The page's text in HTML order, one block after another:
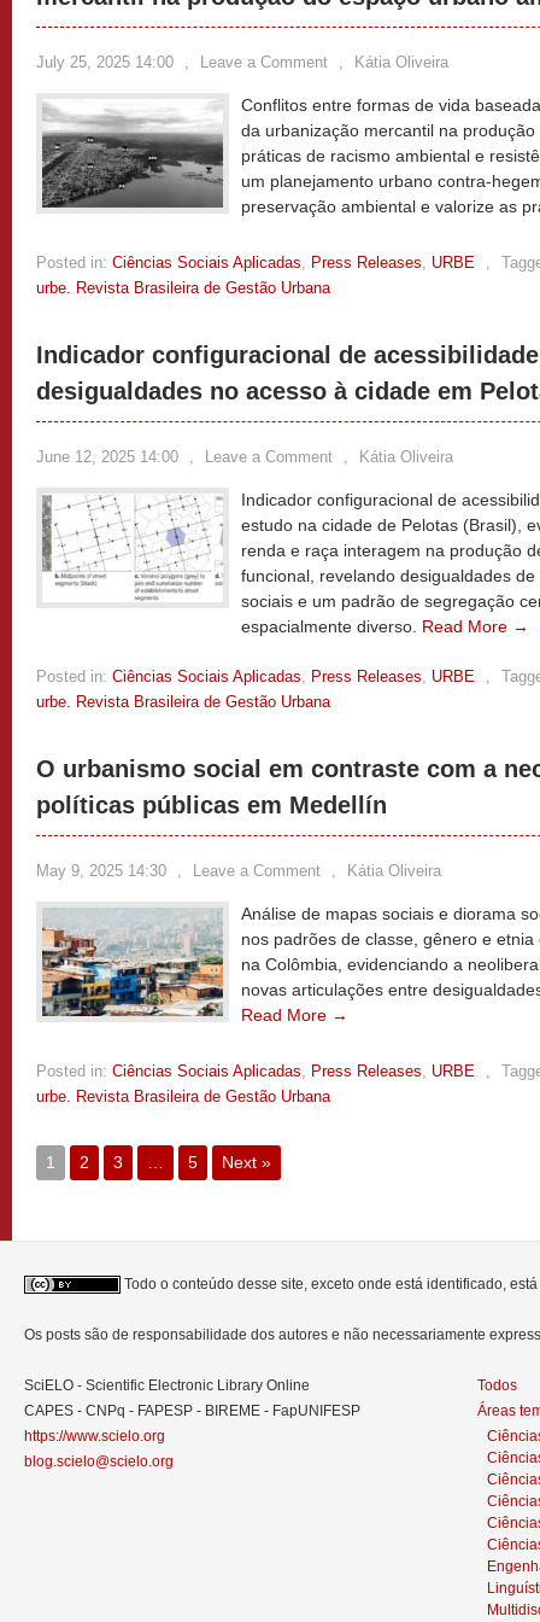
July 25, 2025 14:00 , Leave a Comment , Kátia Oliveira
Conflitos entre formas de vida
da urbanização mercantil na
práticas de racismo ambiental e
um planejamento urbano contra-
preservação ambiental e valorize as
Posted in: Ciências Sociais Aplicadas, Press Releases, URBE ,
urbe. Revista Brasileira de Gestão Urbana
Indicador configuracional de
desigualdades no acesso à cidade em
June 12, 2025 14:00 , Leave a Comment , Kátia Oliveira
Indicador configuracional de
estudo na cidade de Pelotas (Brasil),
renda e raça interagem na produção
funcional, revelando desigualdades
sociais e um padrão de segregação
espacialmente diverso. Read More →
Posted in: Ciências Sociais Aplicadas, Press Releases, URBE ,
urbe. Revista Brasileira de Gestão Urbana
O urbanismo social em contraste com a
políticas públicas em Medellín
May 9, 2025 14:30 , Leave a Comment , Kátia Oliveira
Análise de mapas sociais e diorama
nos padrões de classe, gênero e
na Colômbia, evidenciando a
novas articulações entre
Read More →
Posted in: Ciências Sociais Aplicadas, Press Releases, URBE ,
urbe. Revista Brasileira de Gestão Urbana
1 2 3 5 Next »
Todo o conteúdo desse site, exceto onde está identificado,
Os posts são de responsabilidade dos autores e não necessariamente
SciELO - Scientific Electronic Library Online
CAPES - CNPq - FAPESP - BIREME - FapUNIFESP
https://www.scielo.org
blog.scielo@scielo.org
Todos
Áreas